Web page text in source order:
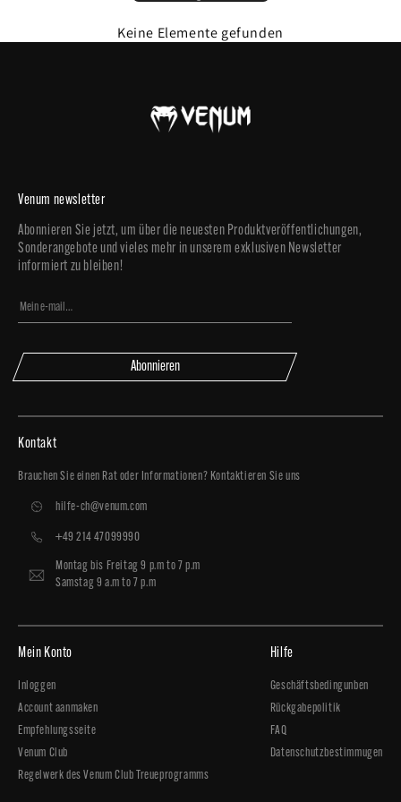
oder Contender 2.0-Serie von Venum.Keine Elemente gefunden
Venum newsletter
Abonnieren Sie jetzt, um über die neuesten Produktveröffentlichungen,
Sonderangebote und vieles mehr in unserem exklusiven Newsletter
informiert zu bleiben!
Abonnieren
Kontakt
Brauchen Sie einen Rat oder Informationen? Kontaktieren Sie uns
hilfe-ch@venum.com
+49 214 47099990
Montag bis Freitag 9 p.m to 7 p.m
Samstag 9 a.m to 7 p.m
Mein Konto
Inloggen
Account aanmaken
Empfehlungsseite
Venum Club
Regelwerk des Venum Club Treueprogramms
Hilfe
Geschäftsbedingunben
Rückgabepolitik
FAQ
Datenschutzbestimmugen